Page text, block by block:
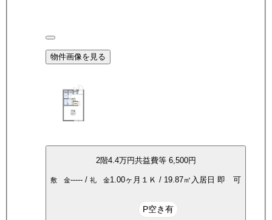
物件画像を見る
2階4.4万円共益費等 6,500円
敷 金----- /礼 金1.00ヶ月 １Ｋ / 19.87㎡ 入居日即 可
P空き有